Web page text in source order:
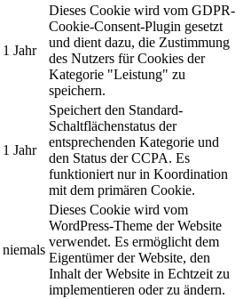
1 Jahr
Dieses Cookie wird vom GDPR-
Cookie-Consent-Plugin gesetzt
und dient dazu, die Zustimmung
des Nutzers für Cookies der
Kategorie "Leistung" zu
speichern.
1 Jahr
Speichert den Standard-
Schaltflächenstatus der
entsprechenden Kategorie und
den Status der CCPA. Es
funktioniert nur in Koordination
mit dem primären Cookie.
niemals
Dieses Cookie wird vom
WordPress-Theme der Website
verwendet. Es ermöglicht dem
Eigentümer der Website, den
Inhalt der Website in Echtzeit zu
implementieren oder zu ändern.